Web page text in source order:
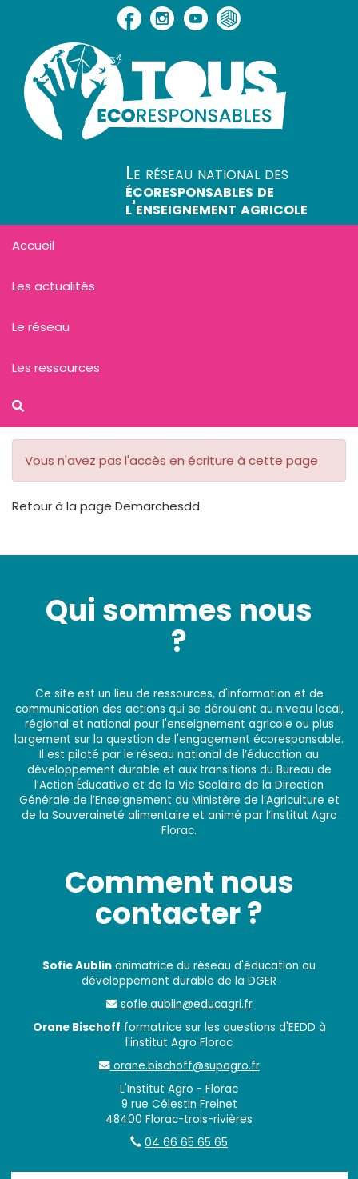
Vous n'avez pas l'accès en écriture à cette page
Retour à la page Demarchesdd
Le réseau national des
écoresponsables de
l'enseignement agricole
Accueil
Les actualités
Le réseau
Les ressources
Qui sommes nous
?
Ce site est un lieu de ressources, d'information et de
communication des actions qui se déroulent au niveau local,
régional et national pour l'enseignement agricole ou plus
largement sur la question de l'engagement écoresponsable.
Il est piloté par le réseau national de l’éducation au
développement durable et aux transitions du Bureau de
l’Action Éducative et de la Vie Scolaire de la Direction
Générale de l’Enseignement du Ministère de l’Agriculture et
de la Souveraineté alimentaire et animé par l’institut Agro
Florac.
Comment nous
contacter ?
Sofie Aublin animatrice du réseau d'éducation au
développement durable de la DGER
sofie.aublin@educagri.fr
Orane Bischoff formatrice sur les questions d'EEDD à
l'institut Agro Florac
orane.bischoff@supagro.fr
L'Institut Agro - Florac
9 rue Célestin Freinet
48400 Florac-trois-rivières
04 66 65 65 65